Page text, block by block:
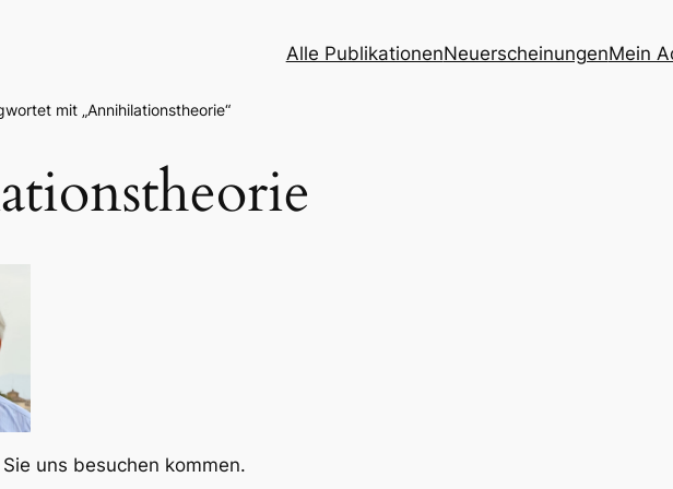
Alle PublikationenNeuerscheinungenMein
mit „Annihilationstheorie“
uns besuchen kommen.